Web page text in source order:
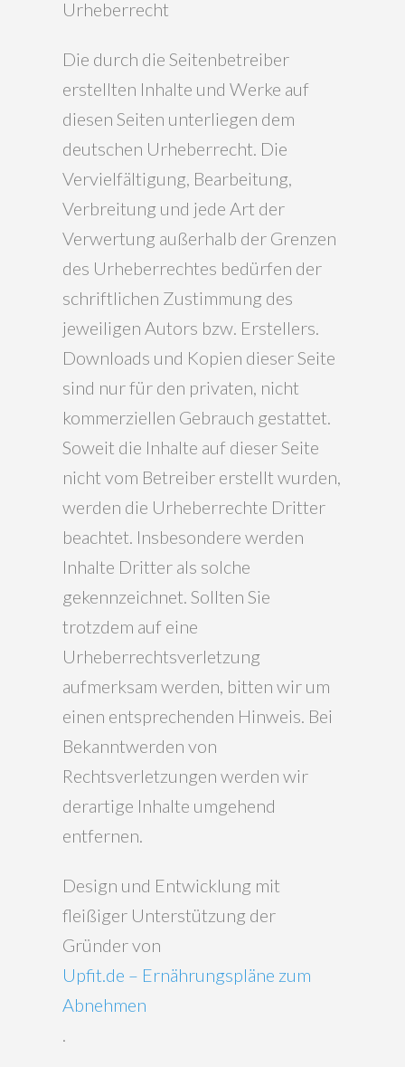
Urheberrecht
Die durch die Seitenbetreiber
erstellten Inhalte und Werke auf
diesen Seiten unterliegen dem
deutschen Urheberrecht. Die
Vervielfältigung, Bearbeitung,
Verbreitung und jede Art der
Verwertung außerhalb der Grenzen
des Urheberrechtes bedürfen der
schriftlichen Zustimmung des
jeweiligen Autors bzw. Erstellers.
Downloads und Kopien dieser Seite
sind nur für den privaten, nicht
kommerziellen Gebrauch gestattet.
Soweit die Inhalte auf dieser Seite
nicht vom Betreiber erstellt wurden,
werden die Urheberrechte Dritter
beachtet. Insbesondere werden
Inhalte Dritter als solche
gekennzeichnet. Sollten Sie
trotzdem auf eine
Urheberrechtsverletzung
aufmerksam werden, bitten wir um
einen entsprechenden Hinweis. Bei
Bekanntwerden von
Rechtsverletzungen werden wir
derartige Inhalte umgehend
entfernen.
Design und Entwicklung mit
fleißiger Unterstützung der
Gründer von
Upfit.de – Ernährungspläne zum
Abnehmen
.